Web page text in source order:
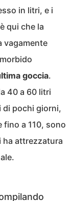
in litri, e i
qui che la
vagamente
goccia.
40 a 60 litri
di pochi giorni,
fino a 110, sono
ha attrezzatura